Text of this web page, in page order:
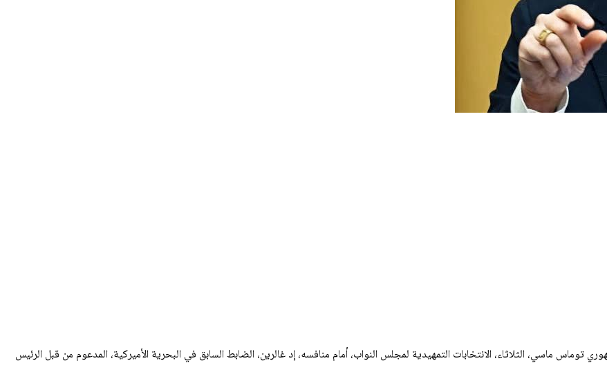
ماسي، الثلاثاء، الانتخابات التمهيدية لمجلس النواب، أمام منافسه، إد غالرين، الضابط السابق في البحرية الأميركية، المدعوم من قبل الرئيس